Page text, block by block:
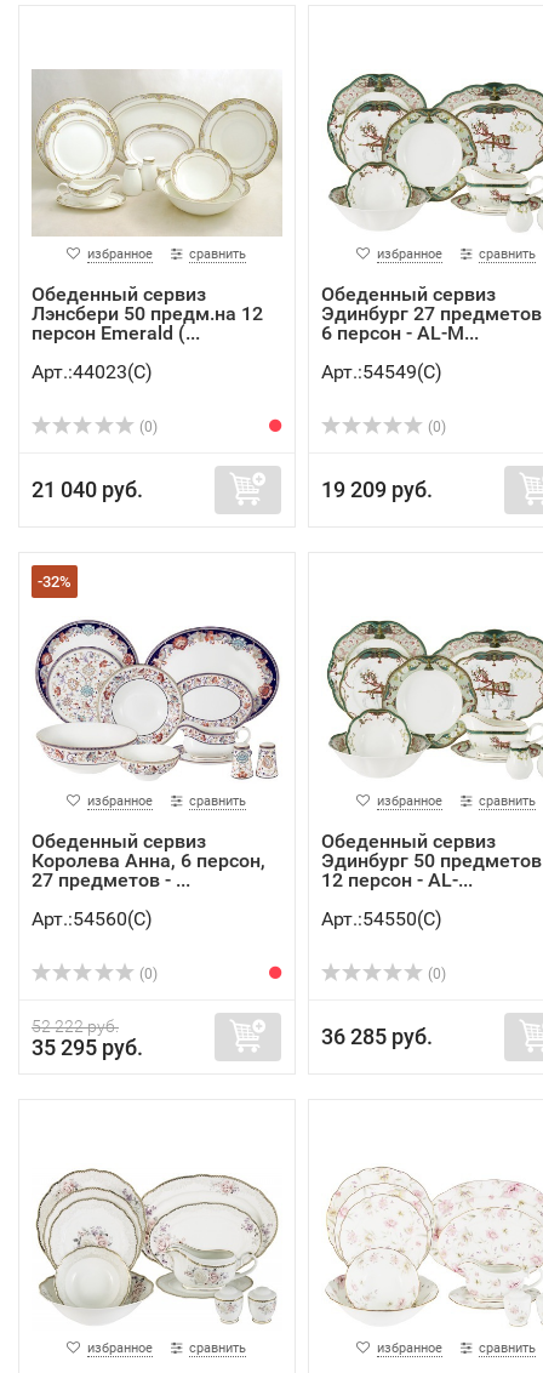
избранное сравнить
Обеденный сервиз
Лэнсбери 50 предм.на 12
персон Emerald (...
Арт.:44023(C)
(0)
21 040 руб.
избранное сравнить
Обеденный сервиз
Эдинбург 27
6 персон - AL-M...
Арт.:54549(C)
(0)
19 209 руб.
-32%
избранное сравнить
Обеденный сервиз
Королева Анна, 6 персон,
27 предметов - ...
Арт.:54560(C)
(0)
52 222 руб.
35 295 руб.
избранное сравнить
Обеденный сервиз
Эдинбург 50
12 персон - AL-...
Арт.:54550(C)
(0)
36 285 руб.
избранное сравнить избранное сравнить